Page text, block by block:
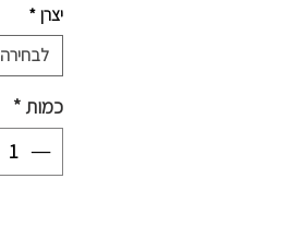
יצרן *
לבחירה
כמות*